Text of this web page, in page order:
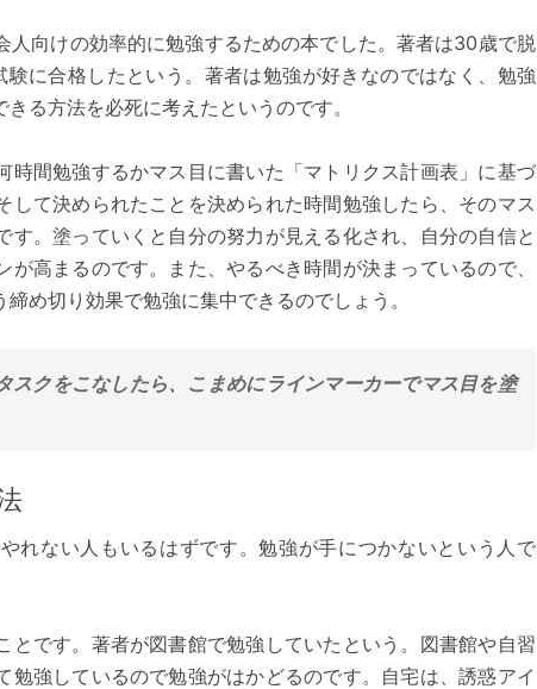
人向けの効率的に勉強するための本でした。著者は30歳で脱
に合格したという。著者は勉強が好きなのではなく、勉強
る方法を必死に考えたというのです。
時間勉強するかマス目に書いた「マトリクス計画表」に基づ
して決められたことを決められた時間勉強したら、そのマス
す。塗っていくと自分の努力が見える化され、自分の自信と
が高まるのです。また、やるべき時間が決まっているので、
め切り効果で勉強に集中できるのでしょう。
スクをこなしたら、こまめにラインマーカーでマス目を塗
れない人もいるはずです。勉強が手につかないという人で
とです。著者が図書館で勉強していたという。図書館や自習
勉強しているので勉強がはかどるのです。自宅は、誘惑アイ